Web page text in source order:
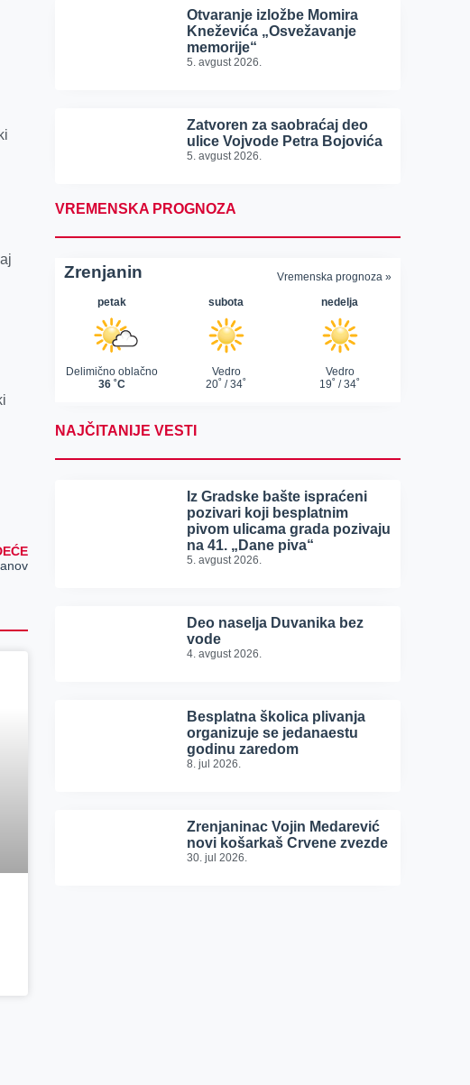
Otvaranje izložbe Momira
Kneževića „Osvežavanje
memorije“
5. avgust 2026.
Zatvoren za saobraćaj deo
ulice Vojvode Petra Bojovića
5. avgust 2026.
VREMENSKA PROGNOZA
NAJČITANIJE VESTI
Iz Gradske bašte ispraćeni
pozivari koji besplatnim
pivom ulicama grada pozivaju
na 41. „Dane piva“
5. avgust 2026.
Deo naselja Duvanika bez
vode
4. avgust 2026.
Besplatna školica plivanja
organizuje se jedanaestu
godinu zaredom
8. jul 2026.
Zrenjaninac Vojin Medarević
novi košarkaš Crvene zvezde
30. jul 2026.